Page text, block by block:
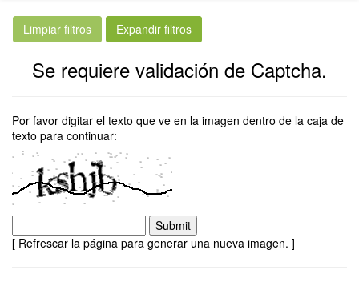
Se requiere validación de Captcha.
Por favor digitar el texto que ve en la imagen dentro de la caja de
texto para continuar:
[ Refrescar la página para generar una nueva imagen. ]